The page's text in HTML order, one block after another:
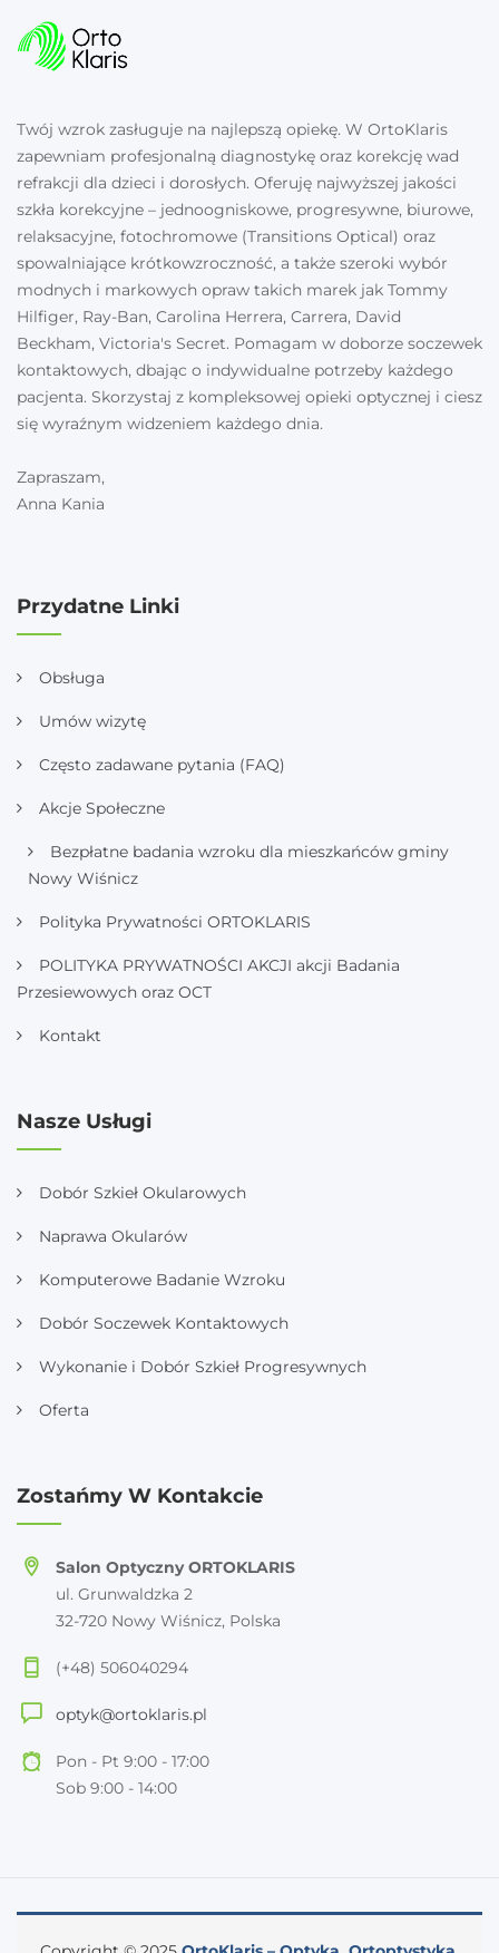
Twój wzrok zasługuje na najlepszą opiekę. W OrtoKlaris
zapewniam profesjonalną diagnostykę oraz korekcję wad
refrakcji dla dzieci i dorosłych. Oferuję najwyższej jakości
szkła korekcyjne – jednoogniskowe, progresywne, biurowe,
relaksacyjne, fotochromowe (Transitions Optical) oraz
spowalniające krótkowzroczność, a także szeroki wybór
modnych i markowych opraw takich marek jak Tommy
Hilfiger, Ray-Ban, Carolina Herrera, Carrera, David
Beckham, Victoria's Secret. Pomagam w doborze soczewek
kontaktowych, dbając o indywidualne potrzeby każdego
pacjenta. Skorzystaj z kompleksowej opieki optycznej i ciesz
się wyraźnym widzeniem każdego dnia.
Zapraszam,
Anna Kania
Przydatne Linki
Obsługa
Umów wizytę
Często zadawane pytania (FAQ)
Akcje Społeczne
Bezpłatne badania wzroku dla mieszkańców gminy
Nowy Wiśnicz
Polityka Prywatności ORTOKLARIS
POLITYKA PRYWATNOŚCI AKCJI akcji Badania
Przesiewowych oraz OCT
Kontakt
Nasze Usługi
Dobór Szkieł Okularowych
Naprawa Okularów
Komputerowe Badanie Wzroku
Dobór Soczewek Kontaktowych
Wykonanie i Dobór Szkieł Progresywnych
Oferta
Zostańmy W Kontakcie
Salon Optyczny ORTOKLARIS
ul. Grunwaldzka 2
32-720 Nowy Wiśnicz, Polska
(+48) 506040294
optyk@ortoklaris.pl
Pon - Pt 9:00 - 17:00
Sob 9:00 - 14:00